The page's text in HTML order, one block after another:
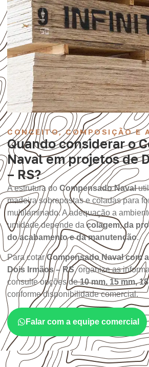
CONCEITO, COMPOSIÇÃO E
Quando considerar o
Naval em projetos de
– RS?
A estrutura do Compensado Naval
madeira sobrepostas e coladas para
multilaminado. A adequação a
umidade depende dacolagem, da
do acabamento e da manutenção.
Para cotarCompensado Naval com
Dois Irmãos – RS, organize as
consulte opções de10 mm, 15 mm,
conforme disponibilidade comercial.
Falar com a equipe comercial